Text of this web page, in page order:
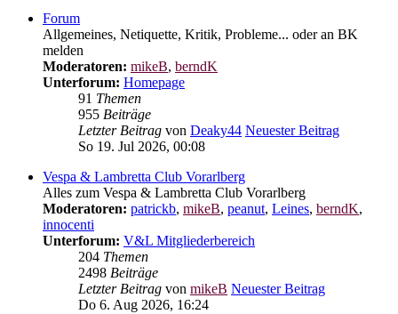
Forum
Allgemeines, Netiquette, Kritik, Probleme... oder an BK
melden
Moderatoren: mikeB, berndK
Unterforum: Homepage
91 Themen
955 Beiträge
Letzter Beitrag von Deaky44 Neuester Beitrag
So 19. Jul 2026, 00:08
Vespa & Lambretta Club Vorarlberg
Alles zum Vespa & Lambretta Club Vorarlberg
Moderatoren: patrickb, mikeB, peanut, Leines, berndK,
innocenti
Unterforum: V&L Mitgliederbereich
204 Themen
2498 Beiträge
Letzter Beitrag von mikeB Neuester Beitrag
Do 6. Aug 2026, 16:24